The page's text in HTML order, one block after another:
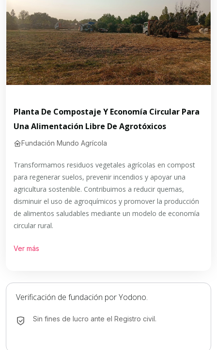
Planta De Compostaje Y Economía Circular Para
Una Alimentación Libre De Agrotóxicos
Fundación Mundo Agrícola
Transformamos residuos vegetales agrícolas en compost
para regenerar suelos, prevenir incendios y apoyar una
agricultura sostenible. Contribuimos a reducir quemas,
disminuir el uso de agroquímicos y promover la producción
de alimentos saludables mediante un modelo de economía
circular rural.
Ver más
Verificación de fundación por Yodono.
Sin fines de lucro ante el Registro civil.